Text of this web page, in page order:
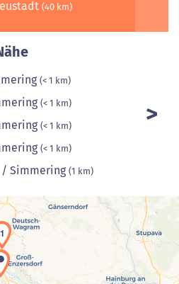
(40 km)
(< 1 km)
(< 1 km)
(< 1 km)
(< 1 km)
/ Simmering (1 km)
1